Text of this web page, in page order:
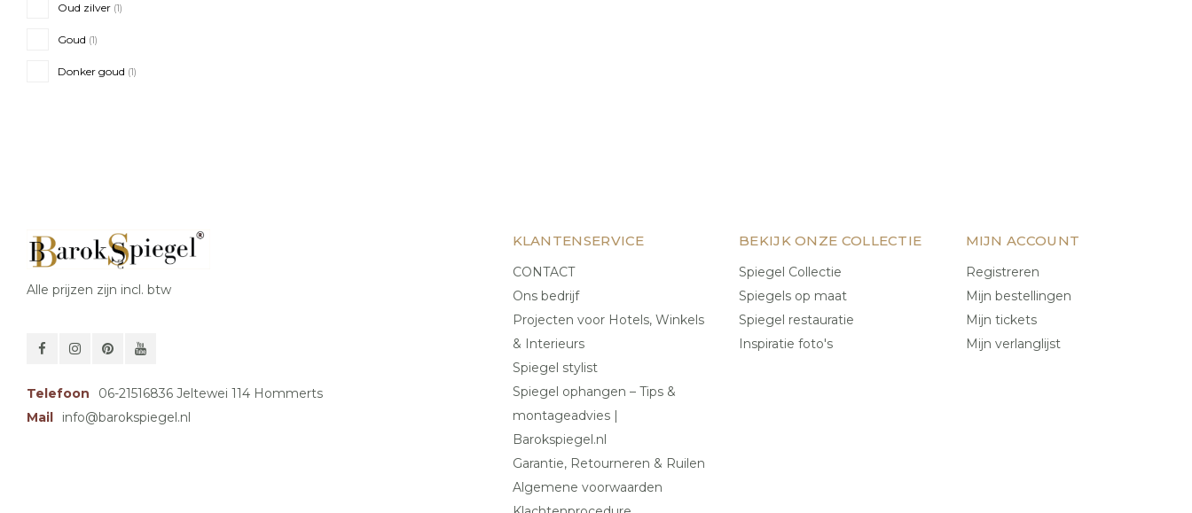
Oud zilver (1)
Goud (1)
Donker goud (1)
Alle prijzen zijn incl. btw
Telefoon
06-21516836 Jeltewei 114 Hommerts
Mail
info@barokspiegel.nl
KLANTENSERVICE
CONTACT
Ons bedrijf
Projecten voor Hotels, Winkels
& Interieurs
Spiegel stylist
Spiegel ophangen – Tips &
montageadvies |
Barokspiegel.nl
Garantie, Retourneren & Ruilen
Algemene voorwaarden
BEKIJK ONZE COLLECTIE
Spiegel Collectie
Spiegels op maat
Spiegel restauratie
Inspiratie foto's
MIJN ACCOUNT
Registreren
Mijn bestellingen
Mijn tickets
Mijn verlanglijst